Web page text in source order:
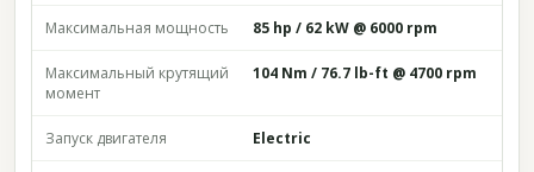
Максимальная мощность 85 hp / 62 kW @ 6000 rpm
Максимальный крутящий
момент
104 Nm / 76.7 lb-ft @ 4700 rpm
Запуск двигателя Electric